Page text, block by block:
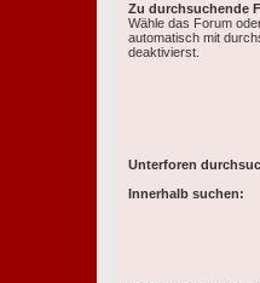
Zu durchsuchende
Wähle das Forum
automatisch mit
deaktivierst.
Unterforen
Innerhalb suchen: